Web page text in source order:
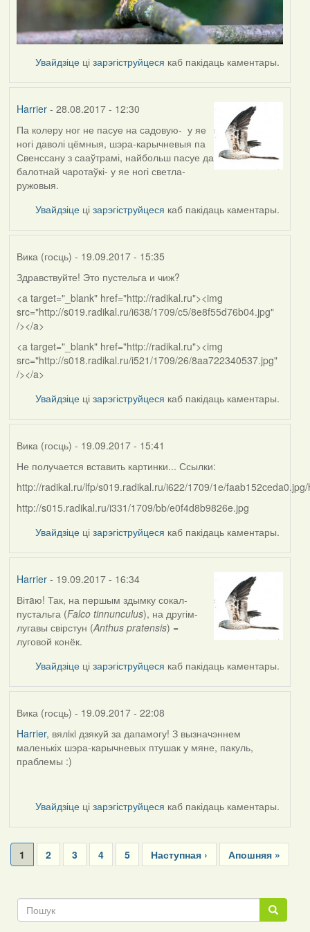
Увайдзіце цізарэгіструйцеся каб пакідаць каментары.
Harrier- 28.08.2017 - 12:30
In
reply
to
by
arktous
Па колеру ног не пасуе на садовую- у яе
ногі даволі цёмныя, шэра-карычневыя па
Свенссану з сааўтрамі, найбольш пасуе да
балотнай чаротаўкі- у яе ногі светла-
ружовыя.
Увайдзіце цізарэгіструйцеся каб пакідаць каментары.
Вика (госць) - 19.09.2017 - 15:35
Здравствуйте! Это пустельга и чиж?
<a target="_blank" href="http://radikal.ru"><img
src="http://s019.radikal.ru/i638/1709/c5/8e8f55d76b04.jpg"
/></a>
<a target="_blank" href="http://radikal.ru"><img
src="http://s018.radikal.ru/i521/1709/26/8aa722340537.jpg"
/></a>
Увайдзіце цізарэгіструйцеся каб пакідаць каментары.
Вика (госць) - 19.09.2017 - 15:41
Не получается вставить картинки... Ссылки:
http://radikal.ru/lfp/s019.radikal.ru/i622/1709/1e/
http://s015.radikal.ru/i331/1709/bb/e0f4d8b9826e.jpg
Увайдзіце цізарэгіструйцеся каб пакідаць каментары.
Harrier- 19.09.2017 - 16:34
In
reply
to
by
Вика
Вітaю! Так, на першым здымку сокал-
пустальга (Falco tinnunculus), на другім-
лугавы свірстун (Anthus pratensis) =
луговой конёк.
Увайдзіце цізарэгіструйцеся каб пакідаць каментары.
Вика (госць) - 19.09.2017 - 22:08
Harrier, вялiкi дзякуй за дапамогу! З вызначэннем
маленькіх шэра-карычневых птушак у мяне, пакуль,
праблемы :)
Увайдзіце цізарэгіструйцеся каб пакідаць каментары.
Pagination
Current
page
1 Page
2 Page
3 Page
4 Page
5
Next
page
Наступная ›
Last
page
Апошняя »
Пошук
Пошук